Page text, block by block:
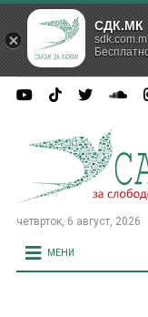
четврток, 6 август, 2026
МЕНИ
СДК.МК